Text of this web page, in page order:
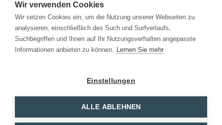
Nützliches
Immobilienwissen
Formulare & Rechner
Expert:innen
Info
Wir verwenden Cookies
Wir setzen Cookies ein, um die Nutzung unserer Webseiten zu
analysieren, einschließlich des Such und Surfverlaufs,
Suchbegriffen und Ihnen auf Ihr Nutzungsverhalten angepasste
Informationen anbieten zu können. Lernen Sie mehr
Einstellungen
ALLE ABLEHNEN